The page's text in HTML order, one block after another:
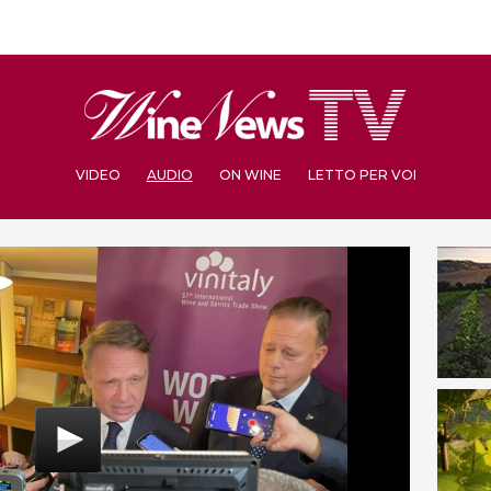
VIDEO AUDIO ON WINE LETTO PER VOI